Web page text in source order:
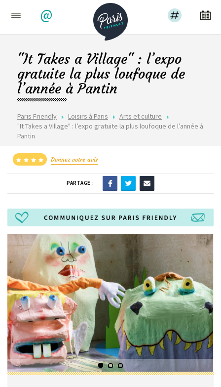
@
Paris Friendly Loisirs à Paris
Arts et culture
"It Takes a Village" : l’expo gratuite la plus loufoque de l’année à
Pantin
"It Takes a Village" : l’expo
gratuite la plus loufoque de
l’année à Pantin
Donnez votre avis
PARTAGE :